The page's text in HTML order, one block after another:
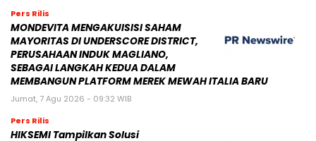
Pers Rilis
MONDEVITA MENGAKUISISI SAHAM
MAYORITAS DI UNDERSCORE DISTRICT,
PERUSAHAAN INDUK MAGLIANO,
SEBAGAI LANGKAH KEDUA DALAM
MEMBANGUN PLATFORM MEREK MEWAH ITALIA BARU
Jumat, 7 Agu 2026 - 09:32 WIB
Pers Rilis
HIKSEMI Tampilkan Solusi